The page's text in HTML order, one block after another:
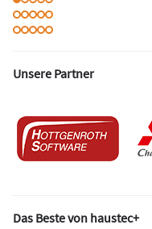
Unsere Partner
Das Beste von haustec+